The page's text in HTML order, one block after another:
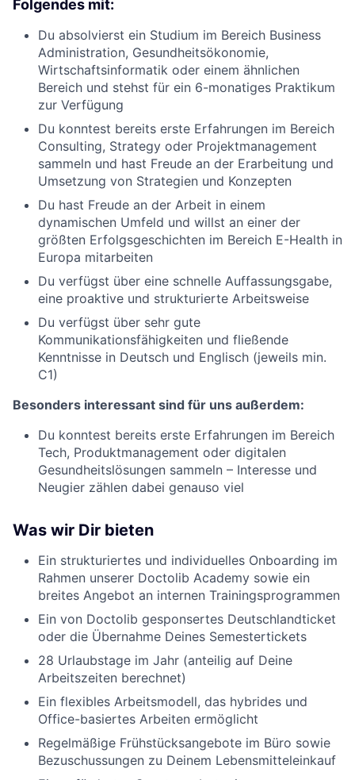
Folgendes mit:
Du absolvierst ein Studium im Bereich Business
Administration, Gesundheitsökonomie,
Wirtschaftsinformatik oder einem ähnlichen
Bereich und stehst für ein 6-monatiges Praktikum
zur Verfügung
Du konntest bereits erste Erfahrungen im Bereich
Consulting, Strategy oder Projektmanagement
sammeln und hast Freude an der Erarbeitung und
Umsetzung von Strategien und Konzepten
Du hast Freude an der Arbeit in einem
dynamischen Umfeld und willst an einer der
größten Erfolgsgeschichten im Bereich E-Health in
Europa mitarbeiten
Du verfügst über eine schnelle Auffassungsgabe,
eine proaktive und strukturierte Arbeitsweise
Du verfügst über sehr gute
Kommunikationsfähigkeiten und fließende
Kenntnisse in Deutsch und Englisch (jeweils min.
C1)
Besonders interessant sind für uns außerdem:
Du konntest bereits erste Erfahrungen im Bereich
Tech, Produktmanagement oder digitalen
Gesundheitslösungen sammeln – Interesse und
Neugier zählen dabei genauso viel
Was wir Dir bieten
Ein strukturiertes und individuelles Onboarding im
Rahmen unserer Doctolib Academy sowie ein
breites Angebot an internen Trainingsprogrammen
Ein von Doctolib gesponsertes Deutschlandticket
oder die Übernahme Deines Semestertickets
28 Urlaubstage im Jahr (anteilig auf Deine
Arbeitszeiten berechnet)
Ein flexibles Arbeitsmodell, das hybrides und
Office-basiertes Arbeiten ermöglicht
Regelmäßige Frühstücksangebote im Büro sowie
Bezuschussungen zu Deinem Lebensmitteleinkauf